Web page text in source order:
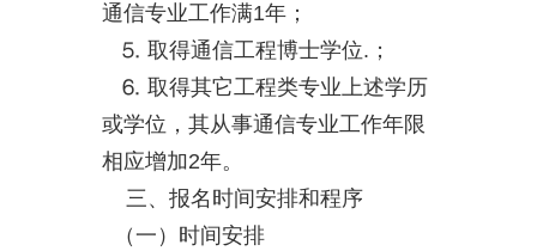
通信专业工作满1年；
⒌ 取得通信工程博士学位.；
⒍ 取得其它工程类专业上述学历
或学位，其从事通信专业工作年限
相应增加2年。
三、报名时间安排和程序
（一）时间安排